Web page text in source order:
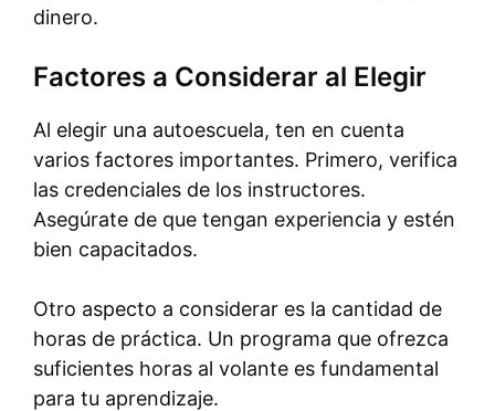
dinero.
Factores a Considerar al Elegir
Al elegir una autoescuela, ten en cuenta
varios factores importantes. Primero, verifica
las credenciales de los instructores.
Asegúrate de que tengan experiencia y estén
bien capacitados.
Otro aspecto a considerar es la cantidad de
horas de práctica. Un programa que ofrezca
suficientes horas al volante es fundamental
para tu aprendizaje.